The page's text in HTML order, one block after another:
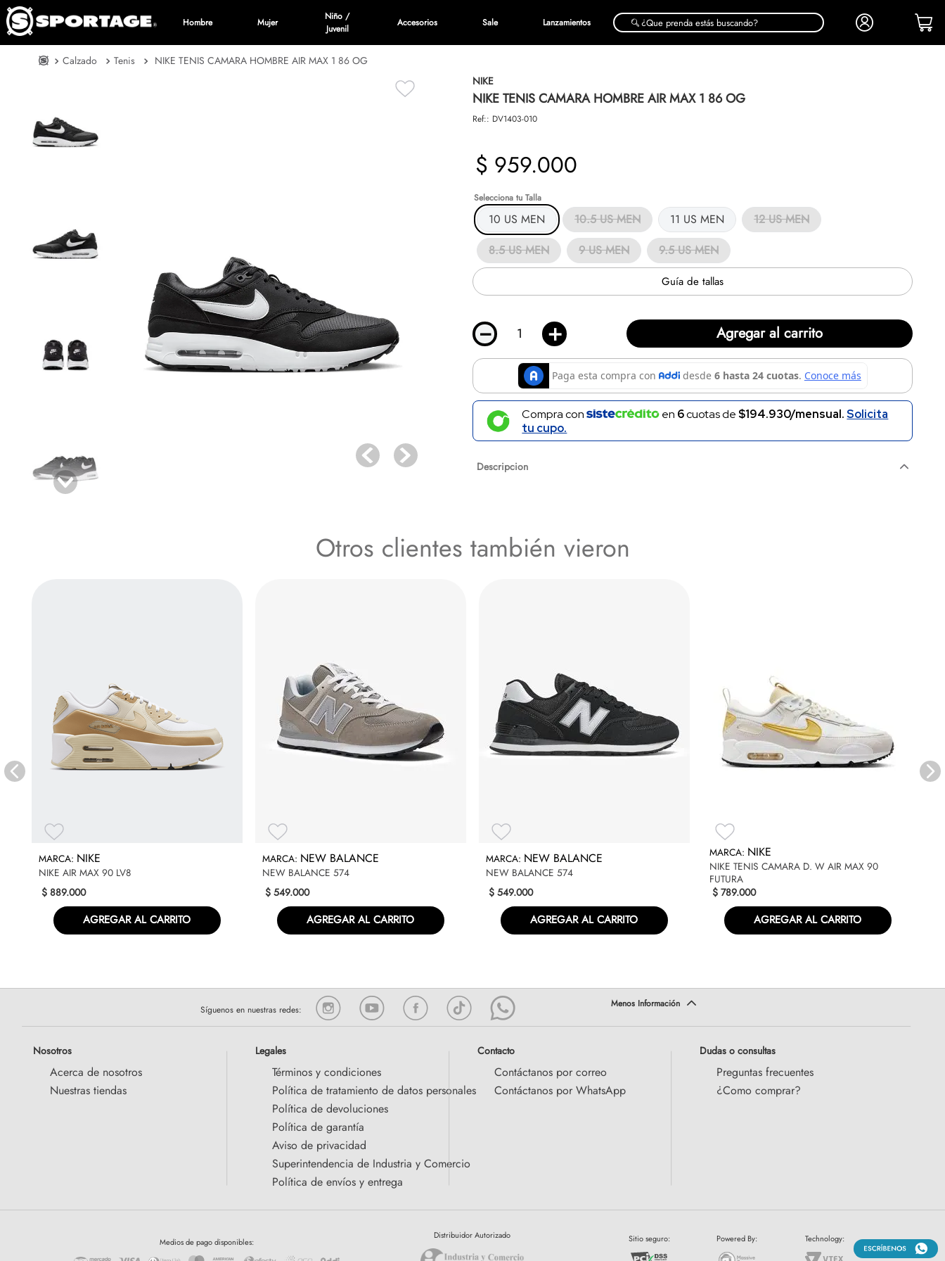
Hombre Mujer
Niño /
Juvenil
Accesorios Sale Lanzamientos ¿Que prenda estás buscando?
Calzado Tenis
NIKE TENIS CAMARA HOMBRE AIR MAX 1 86 OG
NIKE
NIKE TENIS CAMARA HOMBRE AIR MAX 1 86 OG
Ref:: DV1403-010
$ 959.000
Talla
10 US MEN 10.5 US MEN 11 US MEN
12 US MEN
8.5 US MEN
9 US MEN 9.5 US MEN
Guía de tallas
＋
－ Agregar al carrito
Compra con en 6cuotas de $194.930/mensual.Solicita
tu cupo.
Descripcion
Especificaciones
Otros clientes también vieron
NIKE
NIKE AIR MAX 90 LV8
$ 889.000
AGREGAR AL CARRITO
NEW BALANCE
NEW BALANCE 574
$ 549.000
AGREGAR AL CARRITO
NEW BALANCE
NEW BALANCE 574
$ 549.000
AGREGAR AL CARRITO
NIKE
NIKE TENIS CAMARA D. W AIR MAX 90
FUTURA
$ 789.000
AGREGAR AL CARRITO
Síguenos en nuestras redes:
Nosotros
Acerca de nosotros
Nuestras tiendas
Legales
Términos y condiciones
Política de tratamiento de datos personales
Política de devoluciones
Política de garantía
Aviso de privacidad
Superintendencia de Industria y Comercio
Política de envíos y entrega
Contacto
Contáctanos por correo
Contáctanos por WhatsApp
Dudas o consultas
Preguntas frecuentes
¿Como comprar?
Medios de pago disponibles:
Distribuidor Autorizado Sitio seguro: Powered By: Technology: